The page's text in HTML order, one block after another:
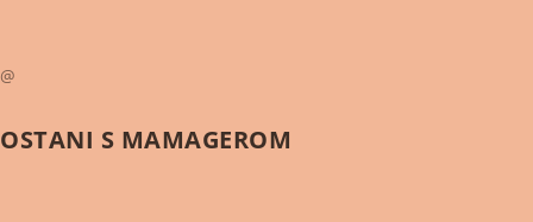
@
OSTANI S MAMAGEROM